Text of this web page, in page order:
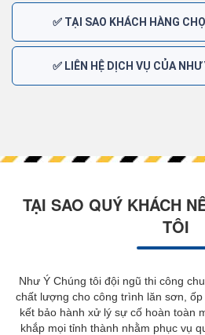
✅ TẠI SAO KHÁCH HÀNG
✅ LIÊN HỆ DỊCH VỤ CỦA
TẠI SAO QUÝ KHÁCH
TÔI
Như Ý Chúng tôi đội ngũ thi công
chất lượng cho công trình lăn sơn,
kết bảo hành xử lý sự cố hoàn toàn
khắp mọi tỉnh thành nhằm phục vụ